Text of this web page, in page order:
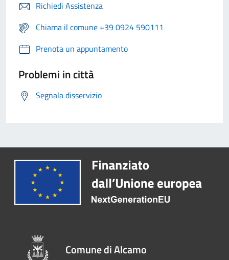
Richiedi Assistenza
Chiama il comune +39 0924 590111
Prenota un appuntamento
Problemi in città
Segnala disservizio
Comune di Alcamo